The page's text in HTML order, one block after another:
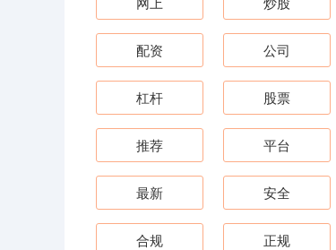
配资 公司
杠杆 股票
推荐 平台
最新 安全
合规 正规